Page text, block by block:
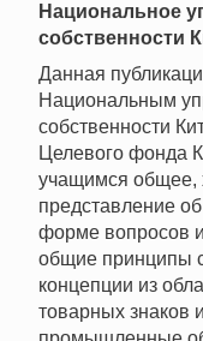
Национальное
собственности
Данная
Национальным
собственности
Целевого фонда
учащимся общее,
представление
форме вопросов
общие принципы
концепции из
товарных знаков